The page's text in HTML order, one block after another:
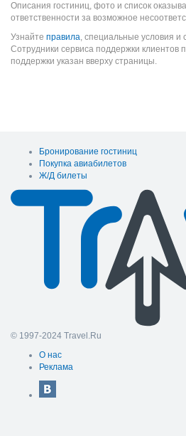
Описания гостиниц, фото и список
ответственности за возможное
Узнайте правила, специальные условия
Сотрудники сервиса поддержки
поддержки указан вверху страницы.
Бронирование гостиниц
Покупка авиабилетов
Ж/Д билеты
© 1997-2024 Travel.Ru
О нас
Реклама